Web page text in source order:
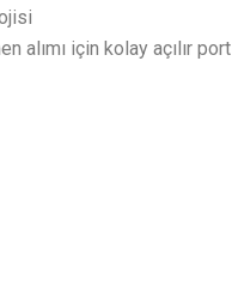
alımı için kolay açılır port